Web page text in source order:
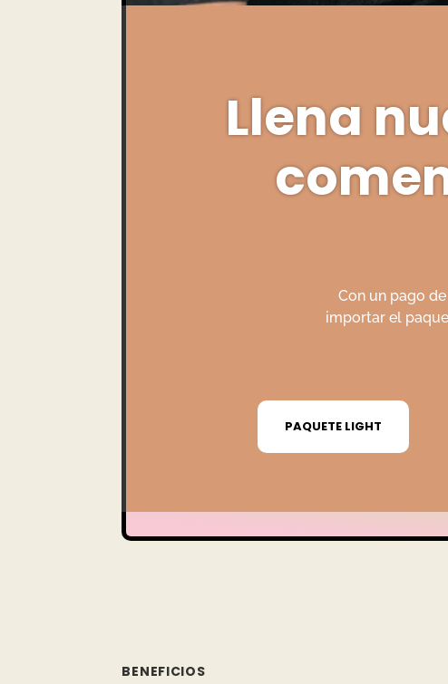
Llena
Con un pago
importar el
PAQUETE LIGHT
BENEFICIOS